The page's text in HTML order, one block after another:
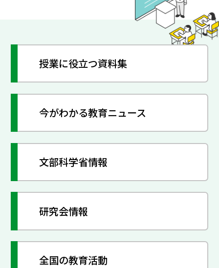
授業に役立つ資料集
今がわかる教育ニュース
文部科学省情報
研究会情報
全国の教育活動